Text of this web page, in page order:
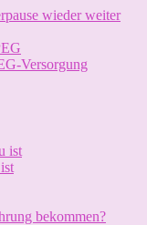
wieder weiter
Versorgung
ist
bekommen?